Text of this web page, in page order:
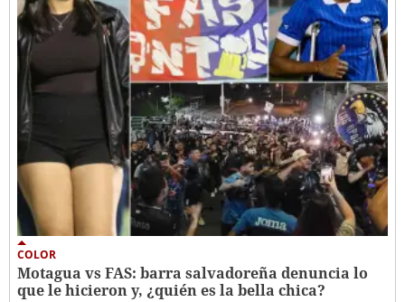
COLOR
Motagua vs FAS: barra salvadoreña denuncia lo
que le hicieron y, ¿quién es la bella chica?